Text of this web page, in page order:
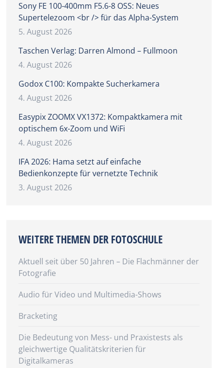
Sony FE 100-400mm F5.6-8 OSS: Neues
Supertelezoom <br /> für das Alpha-System
5. August 2026
Taschen Verlag: Darren Almond – Fullmoon
4. August 2026
Godox C100: Kompakte Sucherkamera
4. August 2026
Easypix ZOOMX VX1372: Kompaktkamera mit
optischem 6x-Zoom und WiFi
4. August 2026
IFA 2026: Hama setzt auf einfache
Bedienkonzepte für vernetzte Technik
3. August 2026
WEITERE THEMEN DER FOTOSCHULE
Aktuell seit über 50 Jahren – Die Flachmänner der
Fotografie
Audio für Video und Multimedia-Shows
Bracketing
Die Bedeutung von Mess- und Praxistests als
gleichwertige Qualitätskriterien für
Digitalkameras